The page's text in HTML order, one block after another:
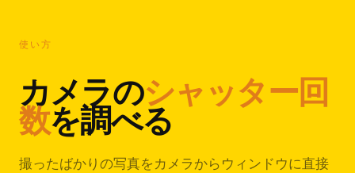
使い方
カメラのシャッター回
数を調べる
撮ったばかりの写真をカメラからウィンドウに直接